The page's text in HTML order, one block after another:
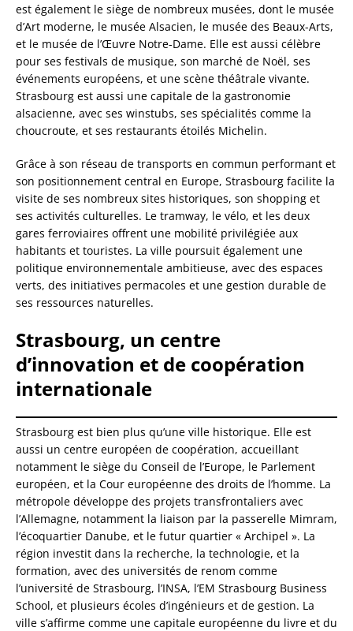
est également le siège de nombreux musées, dont le musée
d’Art moderne, le musée Alsacien, le musée des Beaux-Arts,
et le musée de l’Œuvre Notre-Dame. Elle est aussi célèbre
pour ses festivals de musique, son marché de Noël, ses
événements européens, et une scène théâtrale vivante.
Strasbourg est aussi une capitale de la gastronomie
alsacienne, avec ses winstubs, ses spécialités comme la
choucroute, et ses restaurants étoilés Michelin.
Grâce à son réseau de transports en commun performant et
son positionnement central en Europe, Strasbourg facilite la
visite de ses nombreux sites historiques, son shopping et
ses activités culturelles. Le tramway, le vélo, et les deux
gares ferroviaires offrent une mobilité privilégiée aux
habitants et touristes. La ville poursuit également une
politique environnementale ambitieuse, avec des espaces
verts, des initiatives permacoles et une gestion durable de
ses ressources naturelles.
Strasbourg, un centre
d’innovation et de coopération
internationale
Strasbourg est bien plus qu’une ville historique. Elle est
aussi un centre européen de coopération, accueillant
notamment le siège du Conseil de l’Europe, le Parlement
européen, et la Cour européenne des droits de l’homme. La
métropole développe des projets transfrontaliers avec
l’Allemagne, notamment la liaison par la passerelle Mimram,
l’écoquartier Danube, et le futur quartier « Archipel ». La
région investit dans la recherche, la technologie, et la
formation, avec des universités de renom comme
l’université de Strasbourg, l’INSA, l’EM Strasbourg Business
School, et plusieurs écoles d’ingénieurs et de gestion. La
ville s’affirme comme une capitale européenne du livre et du